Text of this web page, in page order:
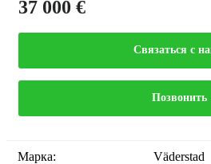
37 000 €
Связаться с
Позвонить
Марка: Väderstad